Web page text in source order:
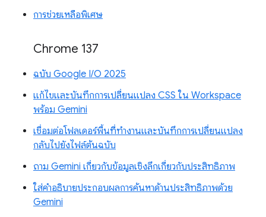
การช่วยเหลือพิเศษ
Chrome 137
ฉบับ Google I/O 2025
แก้ไขและบันทึกการเปลี่ยนแปลง CSS ใน Workspace
พร้อม Gemini
เชื่อมต่อโฟลเดอร์พื้นที่ทำงานและบันทึกการเปลี่ยนแปลง
กลับไปยังไฟล์ต้นฉบับ
ถาม Gemini เกี่ยวกับข้อมูลเชิงลึกเกี่ยวกับประสิทธิภาพ
ใส่คำอธิบายประกอบผลการค้นหาด้านประสิทธิภาพด้วย
Gemini